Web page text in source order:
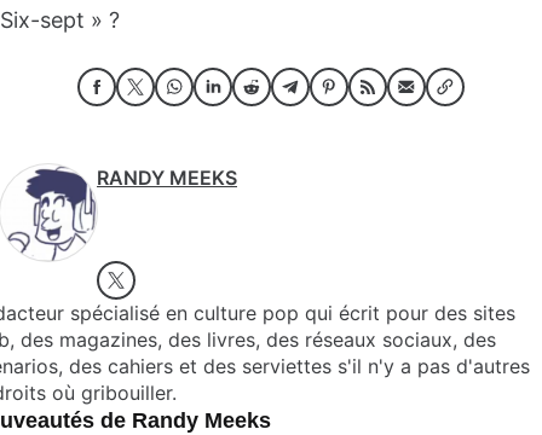
Six-sept » ?
RANDY MEEKS
spécialisé en culture pop qui écrit pour des sites
des magazines, des livres, des réseaux sociaux, des
des cahiers et des serviettes s'il n'y a pas d'autres
où gribouiller.
de Randy Meeks